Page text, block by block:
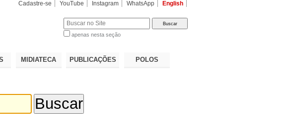
Cadastre-se YouTube Instagram WhatsApp English
apenas nesta seção
MIDIATECA PUBLICAÇÕES POLOS